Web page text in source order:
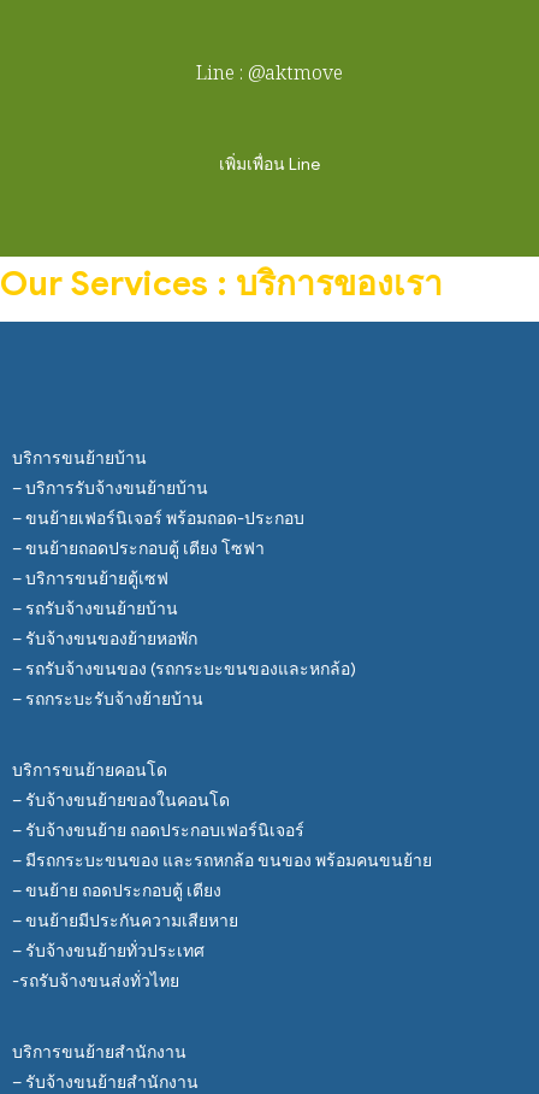
Line : @aktmove
เพิ่มเพื่อน Line
Our Services : บริการของเรา
บริการขนย้ายบ้าน
– บริการรับจ้างขนย้ายบ้าน
– ขนย้ายเฟอร์นิเจอร์ พร้อมถอด-ประกอบ
– ขนย้ายถอดประกอบตู้ เตียง โซฟา
– บริการขนย้ายตู้เซฟ
– รถรับจ้างขนย้ายบ้าน
– รับจ้างขนของย้ายหอพัก
– รถรับจ้างขนของ (รถกระบะขนของและหกล้อ)
– รถกระบะรับจ้างย้ายบ้าน
บริการขนย้ายคอนโด
– รับจ้างขนย้ายของในคอนโด
– รับจ้างขนย้าย ถอดประกอบเฟอร์นิเจอร์
– มีรถกระบะขนของ และรถหกล้อ ขนของ พร้อมคนขนย้าย
– ขนย้าย ถอดประกอบตู้ เตียง
– ขนย้ายมีประกันความเสียหาย
– รับจ้างขนย้ายทั่วประเทศ
-รถรับจ้างขนส่งทั่วไทย
บริการขนย้ายสำนักงาน
– รับจ้างขนย้ายสำนักงาน